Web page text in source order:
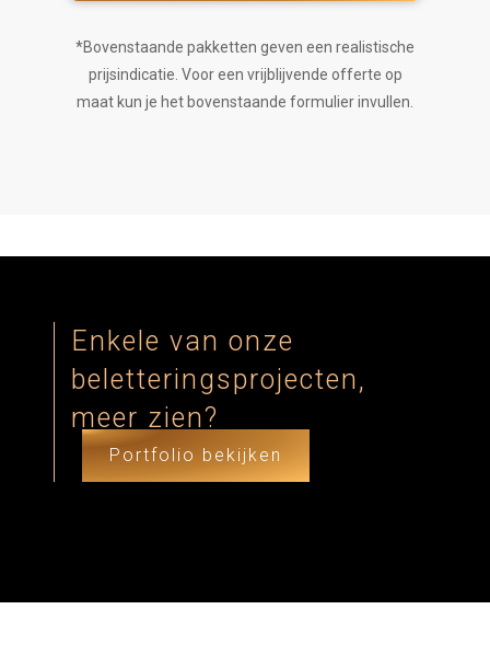
*Bovenstaande pakketten geven een realistische
prijsindicatie. Voor een vrijblijvende offerte op
maat kun je het bovenstaande formulier invullen.
Enkele van onze
beletteringsprojecten,
meer zien?
Portfolio bekijken